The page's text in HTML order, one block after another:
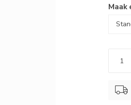
Maak